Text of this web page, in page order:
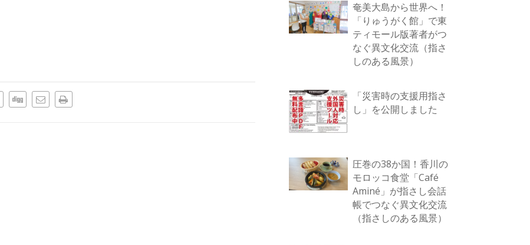
奄美大島から世界へ！
「りゅうがく館」で東
ティモール版著者がつ
なぐ異文化交流（指さ
しのある風景）
「災害時の支援用指さ
し」を公開しました
圧巻の38か国！香川の
モロッコ食堂「Café
Aminé」が指さし会話
帳でつなぐ異文化交流
（指さしのある風景）